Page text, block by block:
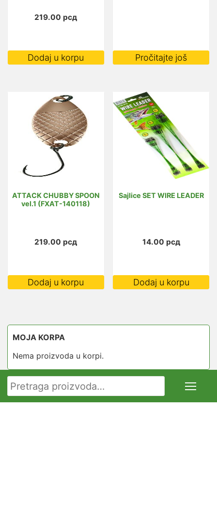
219.00 рсд
Dodaj u korpu Pročitajte još
ATTACK CHUBBY SPOON
vel.1 (FXAT-140118)
219.00 рсд
Dodaj u korpu
Sajlice SET WIRE LEADER
14.00 рсд
Dodaj u korpu
MOJA KORPA
Nema proizvoda u korpi.
Pretraga za: